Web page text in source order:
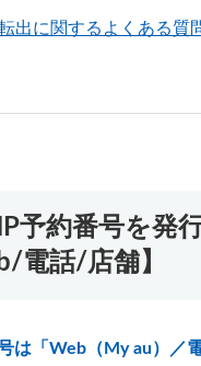
出に関するよくある質
予約番号を発
電話/店舗】
は「Web（My au）／